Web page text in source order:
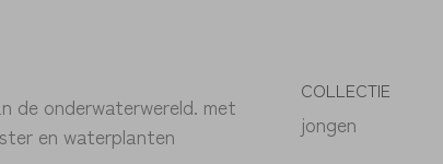
de onderwaterwereld. met
en waterplanten
COLLECTIE
jongen